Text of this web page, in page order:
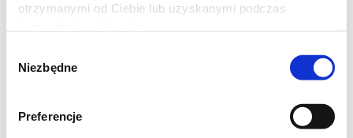
otrzymanymi od Ciebie lub uzyskanymi podczas
zgody
Niezbędne
Preferencje